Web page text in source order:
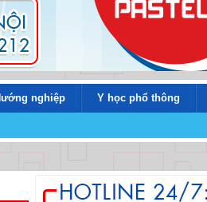
nghiệp Y học phổ thông